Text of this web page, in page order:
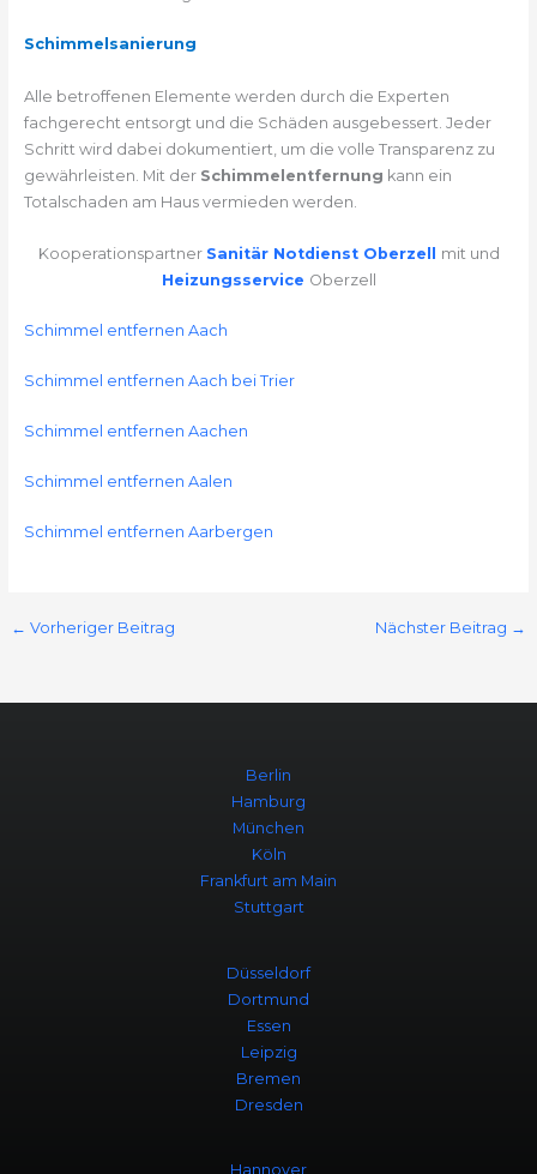
Schimmelsanierung
Alle betroffenen Elemente werden durch die Experten
fachgerecht entsorgt und die Schäden ausgebessert. Jeder
Schritt wird dabei dokumentiert, um die volle Transparenz zu
gewährleisten. Mit der Schimmelentfernung kann ein
Totalschaden am Haus vermieden werden.
Kooperationspartner Sanitär Notdienst Oberzell mit und
Heizungsservice Oberzell
Schimmel entfernen Aach
Schimmel entfernen Aach bei Trier
Schimmel entfernen Aachen
Schimmel entfernen Aalen
Schimmel entfernen Aarbergen
← Vorheriger Beitrag Nächster Beitrag →
Berlin
Hamburg
München
Köln
Frankfurt am Main
Stuttgart
Düsseldorf
Dortmund
Essen
Leipzig
Bremen
Dresden
Hannover